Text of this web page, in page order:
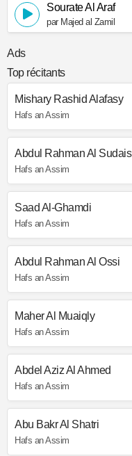
Sourate Al Araf
par Majed al Zamil
Ads
Top récitants
Mishary Rashid Alafasy
Hafs an Assim
Abdul Rahman Al Sudais
Hafs an Assim
Saad Al-Ghamdi
Hafs an Assim
Abdul Rahman Al Ossi
Hafs an Assim
Maher Al Muaiqly
Hafs an Assim
Abdel Aziz Al Ahmed
Hafs an Assim
Abu Bakr Al Shatri
Hafs an Assim